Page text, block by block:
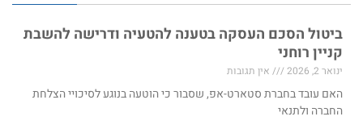
ביטול הסכם העסקה בטענה להטעיה ודרישה להשבת
קניין רוחני
ינואר 2, 2026 אין תגובות
האם עובד בחברת סטארט-אפ, שסבור כי הוטעה בנוגע לסיכויי הצלחת
החברה ולתנאי